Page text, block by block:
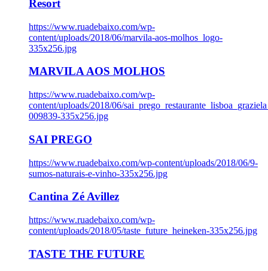
Resort
https://www.ruadebaixo.com/wp-
content/uploads/2018/06/marvila-aos-molhos_logo-
335x256.jpg
MARVILA AOS MOLHOS
https://www.ruadebaixo.com/wp-
content/uploads/2018/06/
009839-335x256.jpg
SAI PREGO
https://www.ruadebaixo.com/wp-content/uploads/2018/06/9-
sumos-naturais-e-vinho-335x256.jpg
Cantina Zé Avillez
https://www.ruadebaixo.com/wp-
content/uploads/2018/05/taste_future_heineken-335x256.jpg
TASTE THE FUTURE